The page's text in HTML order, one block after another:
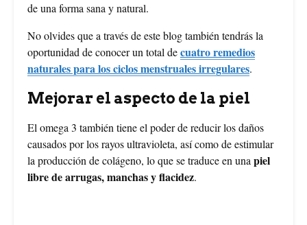
de una forma sana y natural.
No olvides que a través de este blog también tendrás la
oportunidad de conocer un total decuatro remedios
naturales para los ciclos menstruales irregulares.
Mejorar el aspecto de la piel
El omega 3 también tiene el poder de reducir los daños
causados por los rayos ultravioleta, así como de estimular
la producción de colágeno, lo que se traduce en una piel
libre de arrugas, manchas y flacidez.